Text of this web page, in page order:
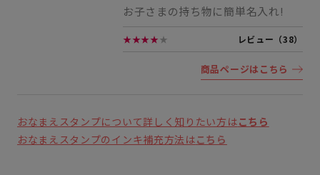
お子さまの持ち物に簡単名入れ!
★★★★★ レビュー（38）
商品ページはこちら
おなまえスタンプについて詳しく知りたい方はこちら
おなまえスタンプのインキ補充方法はこちら